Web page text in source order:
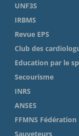
UNF3S
IRBMS
Revue EPS
Club des
Education par le
Secourisme
INRS
ANSES
FFMNS
Sauveteurs